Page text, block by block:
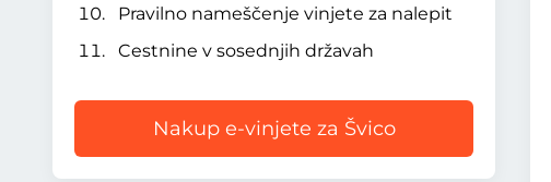
Pravilno nameščenje vinjete za nalepit
Cestnine v sosednjih državah
Nakup e-vinjete za Švico